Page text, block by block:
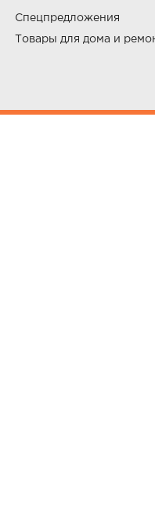
Спецпредложения
Товары для дома и